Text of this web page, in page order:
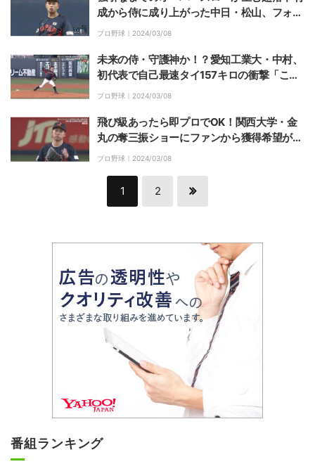
成から侍に成り上がった中日・松山、フォー
クの威力がとんでもない「背負投げみたい」
プロ野球｜ 2024/03/08
未来の侍・守護神か！？愛知工業大・中村、
初代表で自己最速タイ157キロの衝撃「この
投手期待値あるなー！」「クローザーが向い
プロ野球｜ 2024/03/08
飛び級あったら即プロでOK！関西大学・金
丸の奪三振ショーにファンから獲得希望が殺
到「左投手でこれはどこも欲しいでしょ」
プロ野球｜ 2024/03/08
1 2
番組ランキング